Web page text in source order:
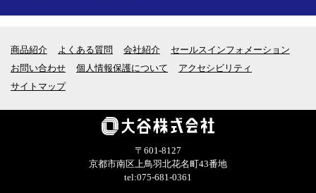
商品紹介 よくある質問 会社紹介
セールスインフォメーション
お問い合わせ
個人情報保護について
アクセシビリティ
サイトマップ
〒601-8127
京都市南区上鳥羽北花名町43番地
tel:075-681-0361